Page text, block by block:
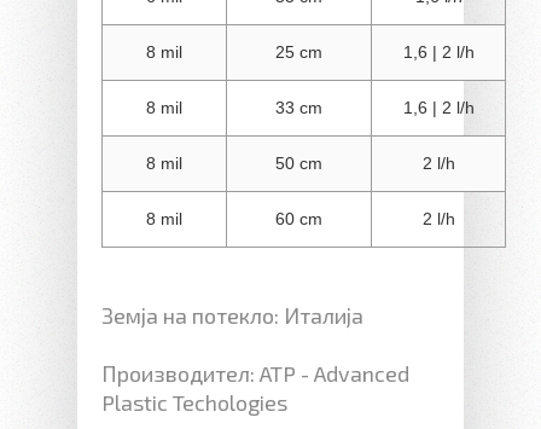
8 mil 25 cm 1,6 | 2 l/h
8 mil 33 cm 1,6 | 2 l/h
8 mil 50 cm 2 l/h
8 mil 60 cm 2 l/h
Земја на потекло: Италија
Производител: ATP - Advanced
Plastic Techologies